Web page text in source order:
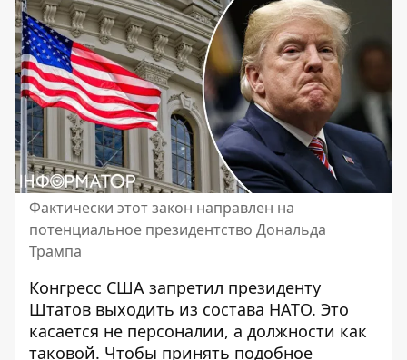
Фактически этот закон направлен на
потенциальное президентство Дональда
Трампа
Конгресс США запретил президенту
Штатов выходить из состава НАТО. Это
касается не персоналии, а должности как
таковой. Чтобы принять подобное